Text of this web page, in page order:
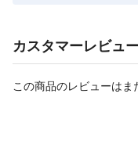
カスタマーレビュ
この商品のレビューはま